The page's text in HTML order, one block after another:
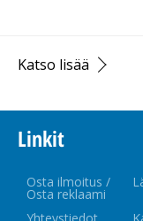
Katso lisää
Linkit
Osta ilmoitus /
Osta reklaami